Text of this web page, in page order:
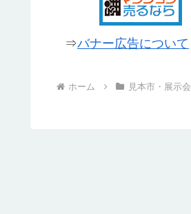
⇒バナー広告について
ホーム 見本市・展示会